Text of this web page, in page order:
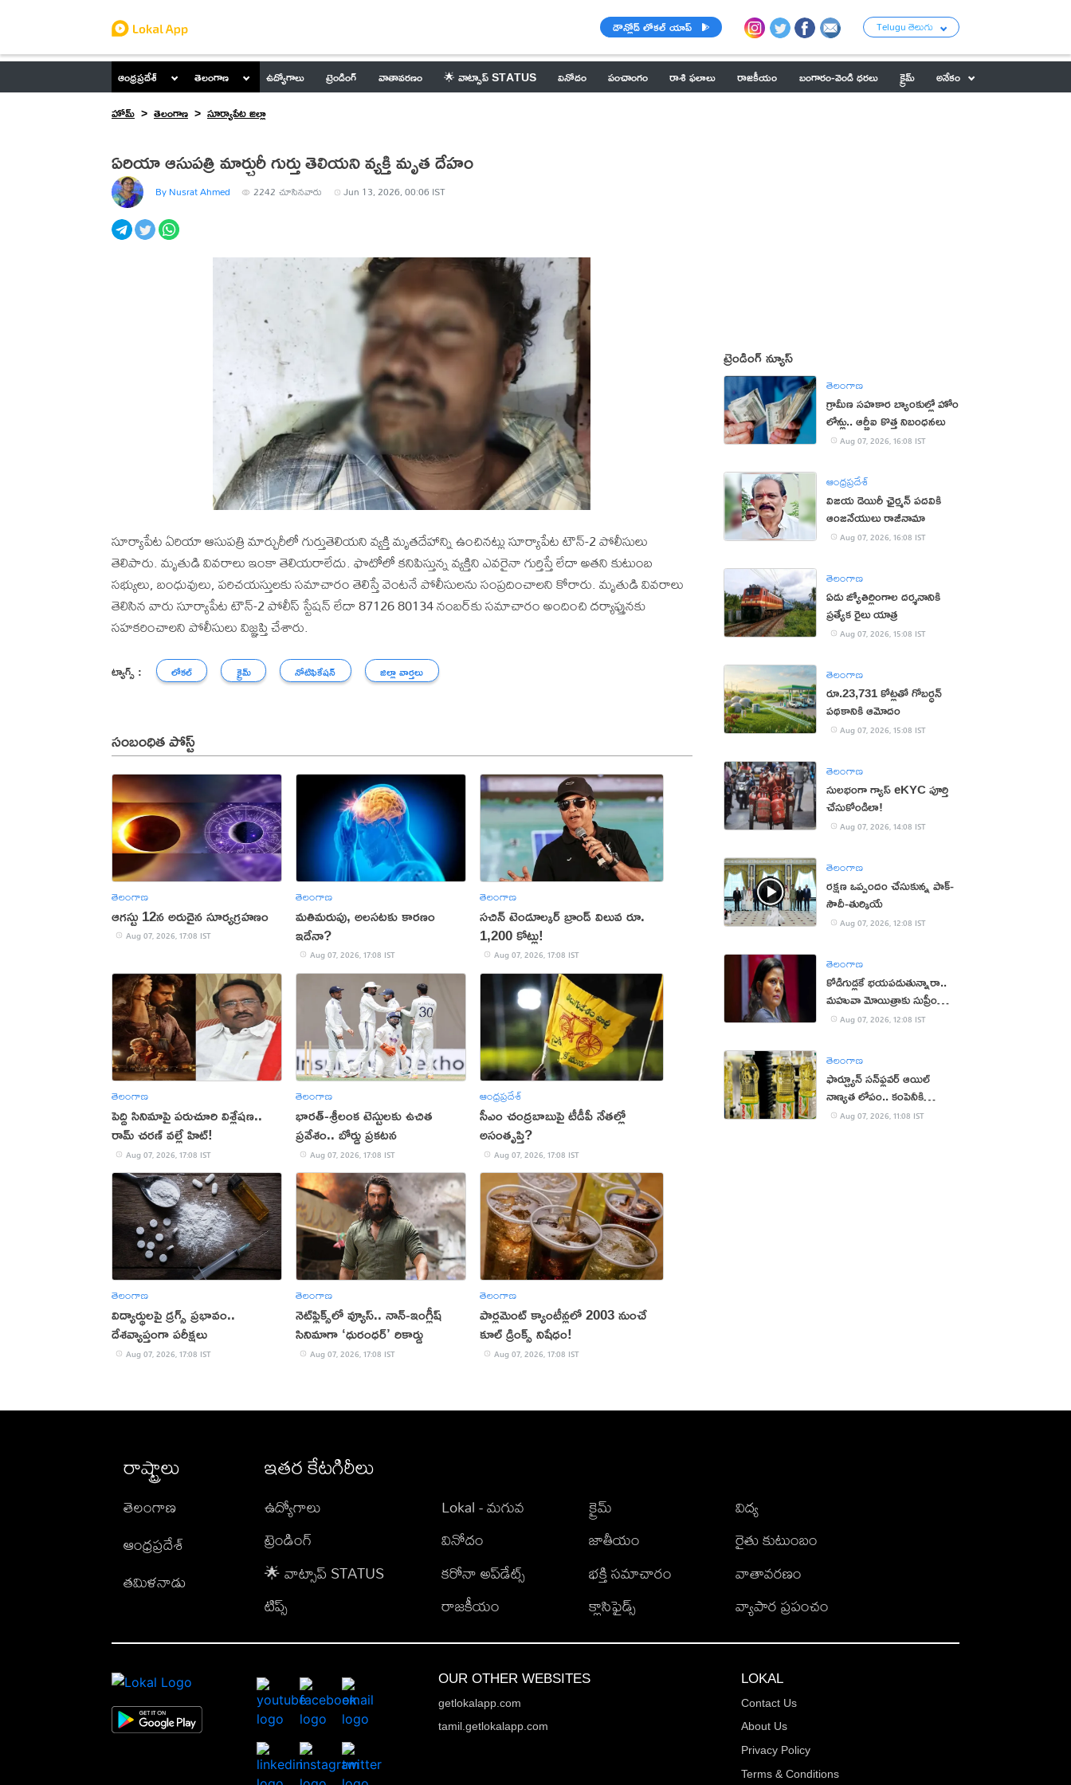
డౌన్లోడ్ లోకల్ యాప్ Telugu తెలుగు
ఆంధ్రప్రదేశ్ తెలంగాణ ఉద్యోగాలు ట్రెండింగ్ వాతావరణం 🌟 వాట్సాప్ STATUS వినోదం పంచాంగం రాశి ఫలాలు రాజకీయం బంగారం-వెండి ధరలు క్రైమ్
అనేకం
హోమ్
తెలంగాణ సూర్యాపేట జిల్లా
ఏరియా ఆసుపత్రి మార్చురీ గుర్తు తెలియని వ్యక్తి మృత దేహం
By Nusrat Ahmed 2242 చూసినవారు Jun 13, 2026, 00:06 IST
సూర్యాపేట ఏరియా ఆసుపత్రి మార్చురీలో గుర్తుతెలియని వ్యక్తి మృతదేహాన్ని ఉంచినట్లు సూర్యాపేట టౌన్-2 పోలీసులు
తెలిపారు. మృతుడి వివరాలు ఇంకా తెలియరాలేదు. ఫొటోలో కనిపిస్తున్న వ్యక్తిని ఎవరైనా గుర్తిస్తే లేదా అతని కుటుంబ
సభ్యులు, బంధువులు, పరిచయస్తులకు సమాచారం తెలిస్తే వెంటనే పోలీసులను సంప్రదించాలని కోరారు. మృతుడి వివరాలు
తెలిసిన వారు సూర్యాపేట టౌన్-2 పోలీస్ స్టేషన్ లేదా 87126 80134 నంబర్‌కు సమాచారం అందించి దర్యాప్తునకు
సహకరించాలని పోలీసులు విజ్ఞప్తి చేశారు.
ట్యాగ్స్ : లోకల్ క్రైమ్ నోటిఫికేషన్ జిల్లా వార్తలు
సంబంధిత పోస్ట్
తెలంగాణ
ఆగస్టు 12న అరుదైన సూర్యగ్రహణం
Aug 07, 2026, 17:08 IST
తెలంగాణ
మతిమరుపు, అలసటకు కారణం
ఇదేనా?
Aug 07, 2026, 17:08 IST
తెలంగాణ
సచిన్ టెండూల్కర్ బ్రాండ్ విలువ రూ.
1,200 కోట్లు!
Aug 07, 2026, 17:08 IST
తెలంగాణ
పెద్ది సినిమాపై పరుచూరి విశ్లేషణ..
రామ్ చరణ్ వల్లే హిట్!
Aug 07, 2026, 17:08 IST
తెలంగాణ
భారత్-శ్రీలంక టెస్టులకు ఉచిత
ప్రవేశం.. బోర్డు ప్రకటన
Aug 07, 2026, 17:08 IST
ఆంధ్రప్రదేశ్
సీఎం చంద్రబాబుపై టీడీపీ నేతల్లో
అసంతృప్తి?
Aug 07, 2026, 17:08 IST
తెలంగాణ
విద్యార్థులపై డ్రగ్స్ ప్రభావం..
దేశవ్యాప్తంగా పరీక్షలు
Aug 07, 2026, 17:08 IST
తెలంగాణ
నెట్‌ఫ్లిక్స్‌లో వ్యూస్.. నాన్-ఇంగ్లీష్
సినిమాగా ‘ధురంధర్’ రికార్డు
Aug 07, 2026, 17:08 IST
తెలంగాణ
పార్లమెంట్ క్యాంటీన్లలో 2003 నుంచే
కూల్ డ్రింక్స్ నిషేధం!
Aug 07, 2026, 17:08 IST
ట్రెండింగ్ న్యూస్
తెలంగాణ
గ్రామీణ సహకార బ్యాంకుల్లో హోం
లోన్లు.. ఆర్బీఐ కొత్త నిబంధనలు
Aug 07, 2026, 16:08 IST
ఆంధ్రప్రదేశ్
విజయ డెయిరీ ఛైర్మన్ పదవికి
ఆంజనేయులు రాజీనామా
Aug 07, 2026, 16:08 IST
తెలంగాణ
ఏడు జ్యోతిర్లింగాల దర్శనానికి
ప్రత్యేక రైలు యాత్ర
Aug 07, 2026, 15:08 IST
తెలంగాణ
రూ.23,731 కోట్లతో గోబర్ధన్
పథకానికి ఆమోదం
Aug 07, 2026, 15:08 IST
తెలంగాణ
సులభంగా గ్యాస్ eKYC పూర్తి
చేసుకోండిలా!
Aug 07, 2026, 14:08 IST
తెలంగాణ
రక్షణ ఒప్పందం చేసుకున్న పాక్‌-
సౌదీ-తుర్కియే
Aug 07, 2026, 12:08 IST
తెలంగాణ
కోడిగుడ్లకే భయపడుతున్నారా..
మహువా మోయిత్రాకు సుప్రీం
చురకలు
Aug 07, 2026, 12:08 IST
తెలంగాణ
ఫార్చ్యూన్ సన్‌ఫ్లవర్ ఆయిల్
నాణ్యత లోపం.. కంపెనీకి
జరిమానా
Aug 07, 2026, 11:08 IST
రాష్ట్రాలు
తెలంగాణ
ఆంధ్రప్రదేశ్
తమిళనాడు
ఇతర కేటగిరీలు
ఉద్యోగాలు
ట్రెండింగ్
🌟 వాట్సాప్ STATUS
టిప్స్
Lokal - మగువ
వినోదం
కరోనా అప్‌డేట్స్
రాజకీయం
క్రైమ్
జాతీయం
భక్తి సమాచారం
క్లాసిఫైడ్స్
విద్య
రైతు కుటుంబం
వాతావరణం
వ్యాపార ప్రపంచం
OUR OTHER WEBSITES
getlokalapp.com
tamil.getlokalapp.com
LOKAL
Contact Us
About Us
Privacy Policy
Terms & Conditions